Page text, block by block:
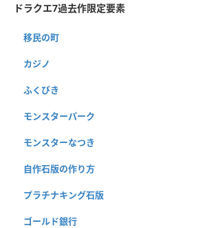
ドラクエ7過去作限定要素
移民の町
カジノ
ふくびき
モンスターパーク
モンスターなつき
自作石版の作り方
プラチナキング石版
ゴールド銀行